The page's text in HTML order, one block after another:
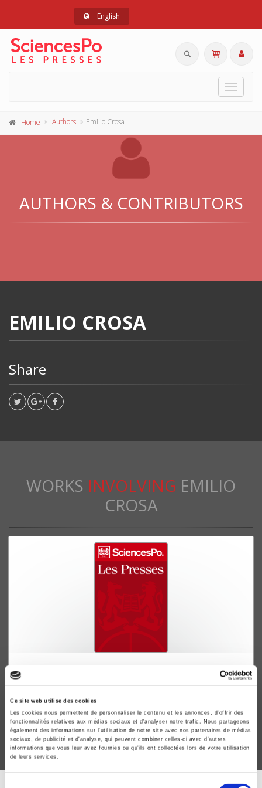
Ce site web utilise des cookies
Les cookies nous permettent de personnaliser le contenu et les annonces, d'offrir des
fonctionnalités relatives aux médias sociaux et d'analyser notre trafic. Nous partageons
également des informations sur l'utilisation de notre site avec nos partenaires de médias
sociaux, de publicité et d'analyse, qui peuvent combiner celles-ci avec d'autres
informations que vous leur avez fournies ou qu'ils ont collectées lors de votre utilisation
de leurs services.
English
Toggle
Home Authors Emilio Crosa
AUTHORS & CONTRIBUTORS
EMILIO CROSA
Share
WORKS INVOLVING EMILIO
CROSA
La Constitution italienne de 1948
Emilio Crosa